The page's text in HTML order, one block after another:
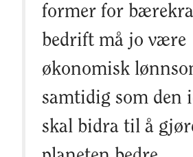
former for
bedrift må jo være
økonomisk
samtidig som den
skal bidra til å